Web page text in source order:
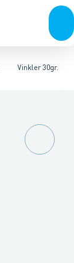
klemmer &
Vinkler 30gr.
30gr.Vinkler